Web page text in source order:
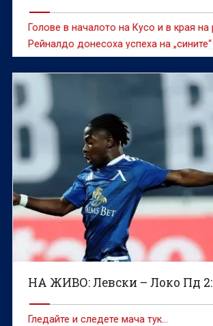
Голове в началото на Кусо и в края на
Рейналдо донесоха успеха на „сините“
НА ЖИВО: Левски – Локо Пд
Гледайте и следете мача тук…